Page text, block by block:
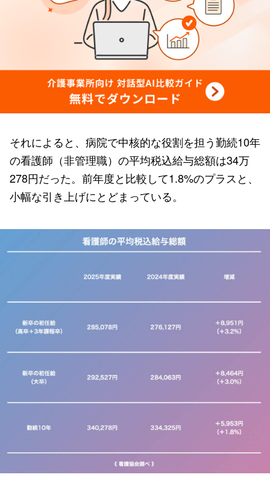
それによると、病院で中核的な役割を担う勤続10年
の看護師（非管理職）の平均税込給与総額は34万
278円だった。前年度と比較して1.8%のプラスと、
小幅な引き上げにとどまっている。